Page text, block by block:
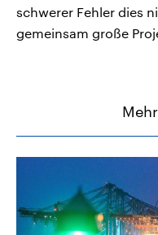
schwerer Fehler dies
gemeinsam große